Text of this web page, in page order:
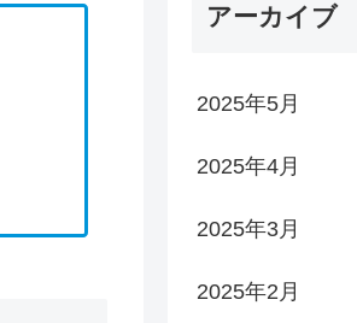
アーカイブ
2025年5月
2025年4月
2025年3月
2025年2月